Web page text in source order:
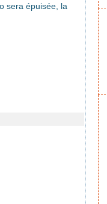
sera épuisée, la